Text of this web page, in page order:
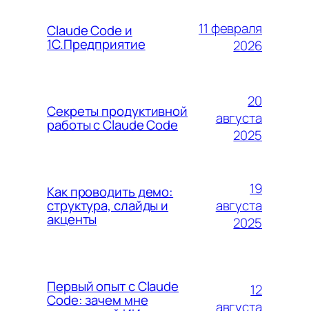
Claude Code и
1С.Предприятие
11 февраля
2026
Секреты продуктивной
работы с Claude Code
20
августа
2025
Как проводить демо:
структура, слайды и
акценты
19
августа
2025
Первый опыт с Claude
Code: зачем мне
12
августа